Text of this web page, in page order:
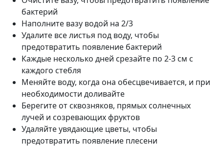
бактерий
Наполните вазу водой на 2/3
Удалите все листья под воду, чтобы
предотвратить появление бактерий
Каждые несколько дней срезайте по 2-3 см с
каждого стебля
Меняйте воду, когда она обесцвечивается, и при
необходимости доливайте
Берегите от сквозняков, прямых солнечных
лучей и созревающих фруктов
Удаляйте увядающие цветы, чтобы
предотвратить появление плесени